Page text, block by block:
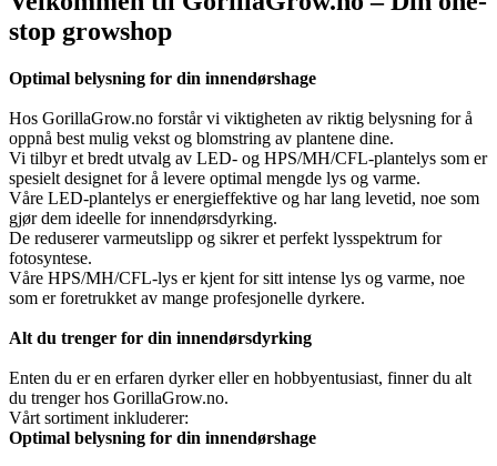
stop growshop
Optimal belysning for din innendørshage
Hos GorillaGrow.no forstår vi viktigheten av riktig belysning for å
oppnå best mulig vekst og blomstring av plantene dine.
Vi tilbyr et bredt utvalg av LED- og HPS/MH/CFL-plantelys som er
spesielt designet for å levere optimal mengde lys og varme.
Våre LED-plantelys er energieffektive og har lang levetid, noe som
gjør dem ideelle for innendørsdyrking.
De reduserer varmeutslipp og sikrer et perfekt lysspektrum for
fotosyntese.
Våre HPS/MH/CFL-lys er kjent for sitt intense lys og varme, noe
som er foretrukket av mange profesjonelle dyrkere.
Alt du trenger for din innendørsdyrking
Enten du er en erfaren dyrker eller en hobbyentusiast, finner du alt
du trenger hos GorillaGrow.no.
Vårt sortiment inkluderer:
Optimal belysning for din innendørshage